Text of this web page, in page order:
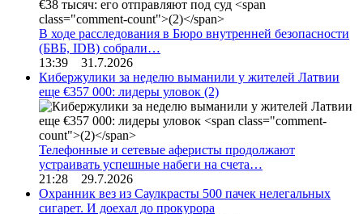
В ходе расследования в Бюро внутренней безопасности
(БВБ, IDB) собрали…
13:39 31.7.2026
Кибержулики за неделю выманили у жителей Латвии
еще €357 000: лидеры уловок (2)
Телефонные и сетевые аферисты продолжают
устраивать успешные набеги на счета…
21:28 29.7.2026
Охранник вез из Саулкрасты 500 пачек нелегальных
сигарет. И доехал до прокурора